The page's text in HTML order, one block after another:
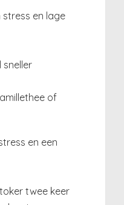
en lage
of
en een
twee keer